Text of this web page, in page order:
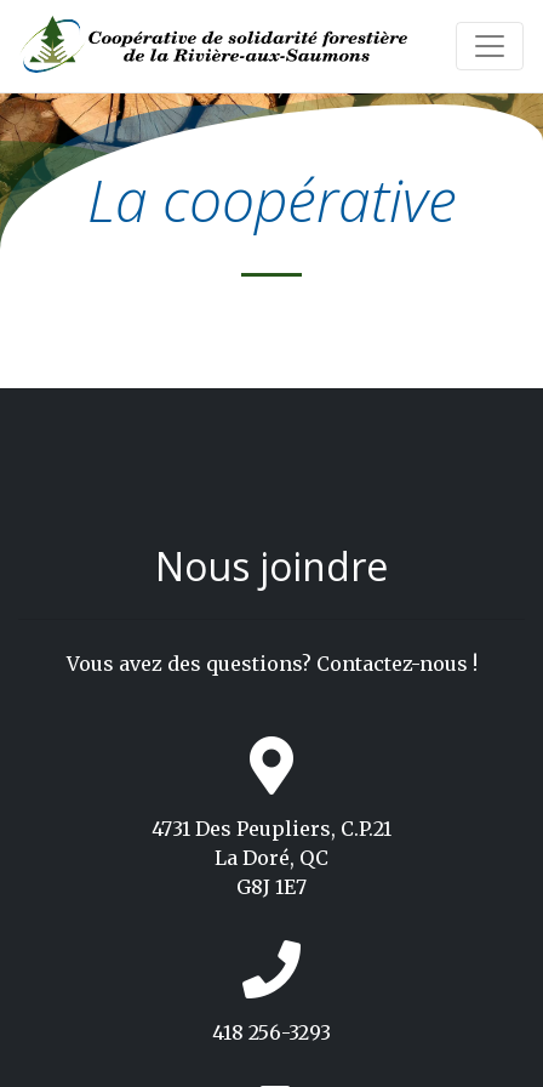
La coopérative
Nous joindre
Vous avez des questions? Contactez-nous !
4731 Des Peupliers, C.P.21
La Doré, QC
G8J 1E7
418 256-3293